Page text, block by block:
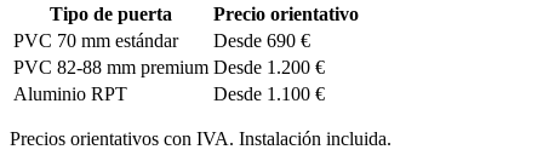
Tipo de puerta
Precio orientativo
PVC 70 mm estándar
Desde 690 €
PVC 82-88 mm premium Desde 1.200 €
Aluminio RPT
Desde 1.100 €
Precios orientativos con IVA. Instalación incluida.